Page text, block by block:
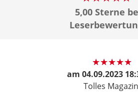
5,00 Sterne
am 04.09.2023
Tolles